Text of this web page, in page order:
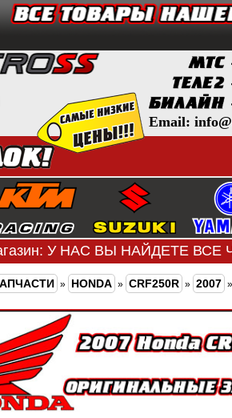
Email:
У НАС ВЫ НАЙДЕТЕ
» HONDA » CRF250R » 2007 »